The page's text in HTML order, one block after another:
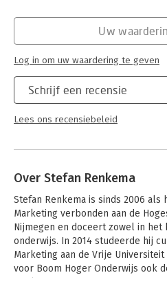
Reclame en
Schrijf een recensie
Lees ons recensiebeleid
Uw
Log in om uw waardering te geven
Over Stefan Renkema
Stefan Renkema is sinds 2006 als
Marketing verbonden aan de
Nijmegen en doceert zowel in
onderwijs. In 2014 studeerde hij
Marketing aan de Vrije
voor Boom Hoger Onderwijs ook